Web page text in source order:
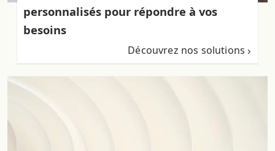
personnalisés pour répondre à vos
besoins
Découvrez nos solutions